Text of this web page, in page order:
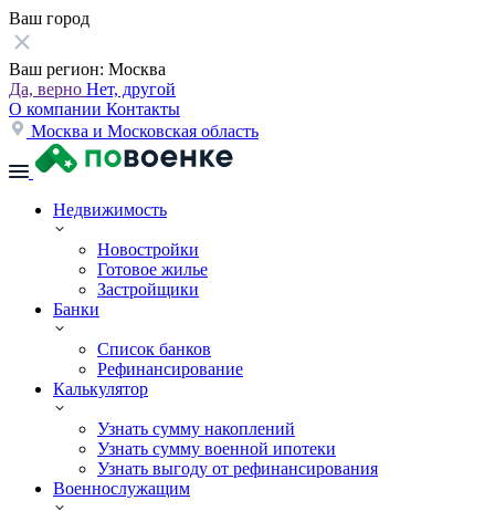
Ваш город
Ваш регион: Москва
Да, верно Нет, другой
О компании Контакты
Москва и Московская область
Недвижимость
Новостройки
Готовое жилье
Застройщики
Банки
Список банков
Рефинансирование
Калькулятор
Узнать сумму накоплений
Узнать сумму военной ипотеки
Узнать выгоду от рефинансирования
Военнослужащим